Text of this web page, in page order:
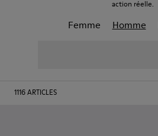
action réelle.
Femme Homme
1116ARTICLES